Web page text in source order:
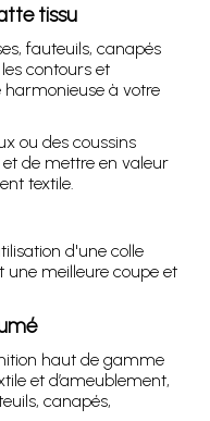
tissu
fauteuils, canapés
contours et
harmonieuse à votre
ou des coussins
de mettre en valeur
textile.
d'une colle
une meilleure coupe et
haut de gamme
et d’ameublement,
canapés,